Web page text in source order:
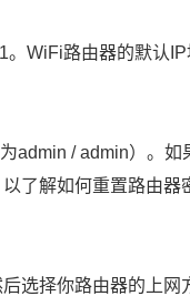
WiFi路由器的默认
admin / admin）。
了解如何重置路由器
选择你路由器的上网